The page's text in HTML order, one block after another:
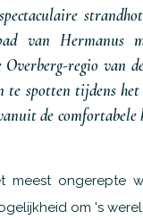
van Hermanus
regio van
te spotten tijdens
de
ongerepte
om 's